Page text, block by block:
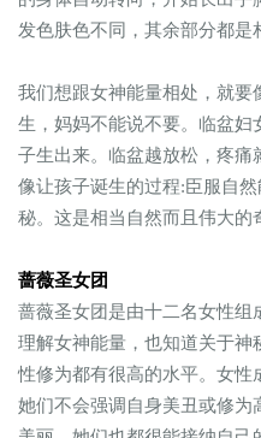
发色肤色不同，其余部分都是
我们想跟女神能量相处，就要
生，妈妈不能说不要。临盆
子生出来。临盆越放松，疼
像让孩子诞生的过程:臣服自
秘。这是相当自然而且伟大的
蔷薇圣女团
蔷薇圣女团是由十二名女性组
理解女神能量，也知道关于神
性修为都有很高的水平。女性
她们不会强调自身美丑或修为